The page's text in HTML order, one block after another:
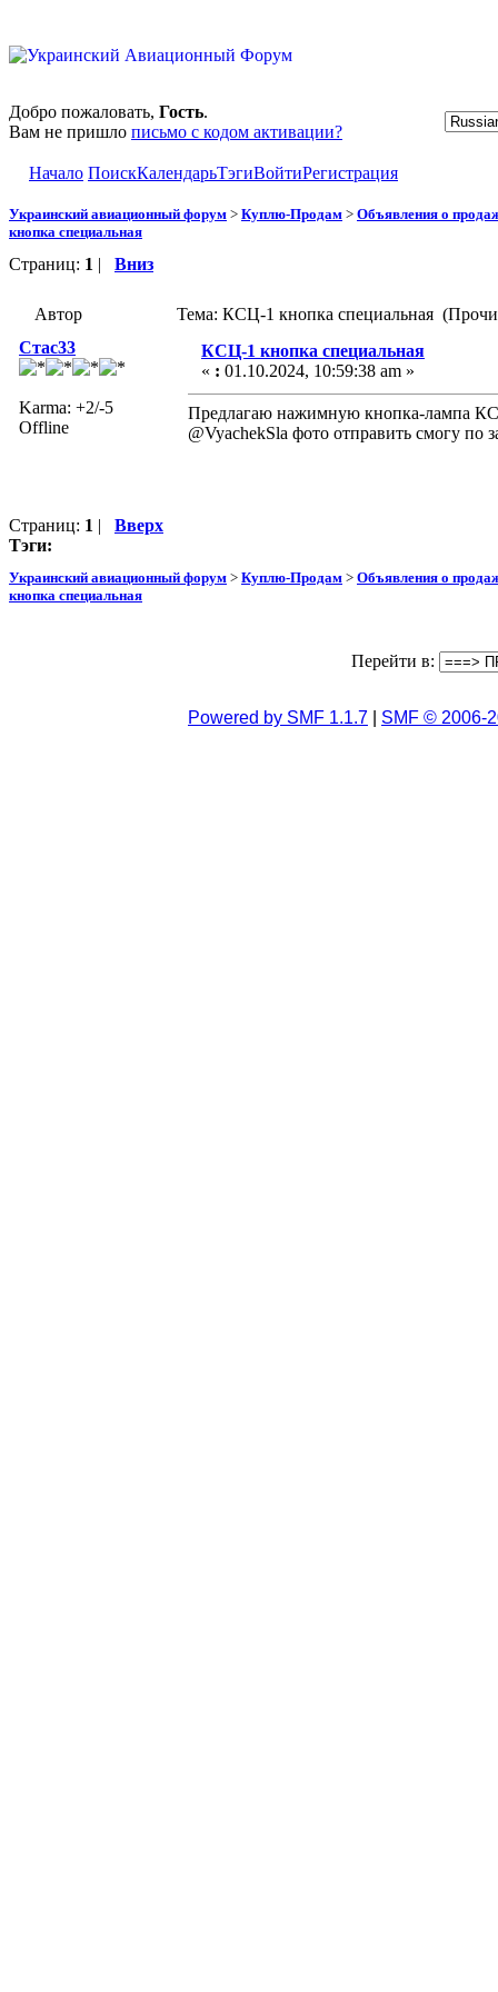
Добро пожаловать, Гость.
Вам не пришло письмо с кодом активации?
Начало ПоискКалендарьТэгиВойтиРегистрация
Украинский авиационный форум > Куплю-Продам > Объявления о
кнопка специальная
Страниц: 1 | Вниз
Автор
Тема: КСЦ-1 кнопка специальная
Стас33
Karma: +2/-5
Offline
КСЦ-1 кнопка специальная
« : 01.10.2024, 10:59:38 am »
Предлагаю нажимную кнопка-лампа
@VyachekSla фото отправить смогу по
Страниц: 1 | Вверх
Тэги:
Украинский авиационный форум > Куплю-Продам > Объявления о
кнопка специальная
Перейти в:
Powered by SMF 1.1.7 SMF © 2006-